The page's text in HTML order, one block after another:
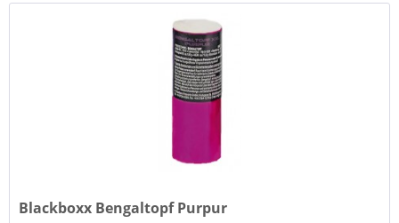
Blackboxx Bengaltopf Purpur